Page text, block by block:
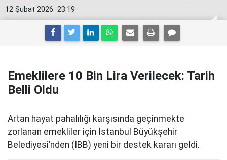
23:19
12 Şubat 2026
Emeklilere 10 Bin Lira Verilecek: Tarih
Belli Oldu
Artan hayat pahalılığı karşısında geçinmekte
zorlanan emekliler için İstanbul Büyükşehir
Belediyesi’nden (İBB) yeni bir destek kararı geldi.